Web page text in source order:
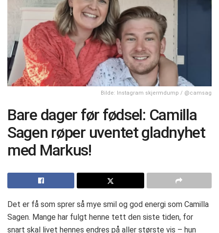
Bilde: Instagram skjermdump / @camsag
Bare dager før fødsel: Camilla
Sagen røper uventet gladnyhet
med Markus!
Det er få som sprer så mye smil og god energi som Camilla
Sagen. Mange har fulgt henne tett den siste tiden, for
snart skal livet hennes endres på aller største vis – hun